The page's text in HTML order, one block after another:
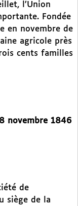
l’Union
Fondée
en novembre de
agricole près
cents familles
novembre 1846
de
siège de la